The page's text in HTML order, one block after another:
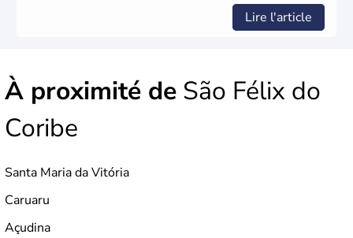
Lire l'article
À proximité de São Félix do
Coribe
Santa Maria da Vitória
Caruaru
Açudina